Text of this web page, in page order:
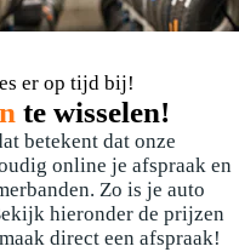
er op tijd bij!
te wisselen!
betekent dat onze
online je afspraak en
Zo is je auto
hieronder de prijzen
direct een afspraak!